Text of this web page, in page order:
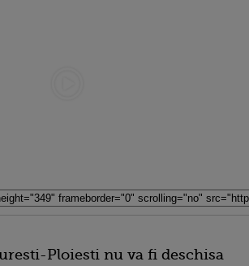
Ploiesti nu va fi deschisa